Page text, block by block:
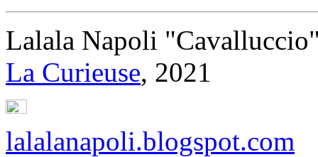
Lalala Napoli
La Curieuse, 2021
lalalanapoli.blogspot.com